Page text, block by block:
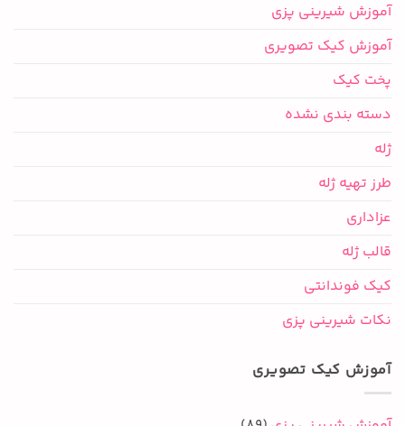
آموزش شیرینی پزی
آموزش کیک تصویری
پخت کیک
دسته بندی نشده
ژله
طرز تهیه ژله
عزاداری
قالب ژله
کیک فوندانتی
نکات شیرینی پزی
آموزش کیک تصویری